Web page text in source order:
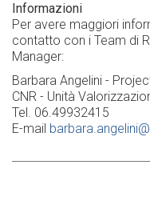
Informazioni
Per avere maggiori
contatto con i Team di
Manager:
Barbara Angelini -
CNR - Unità
Tel. 06.49932415
E-mail